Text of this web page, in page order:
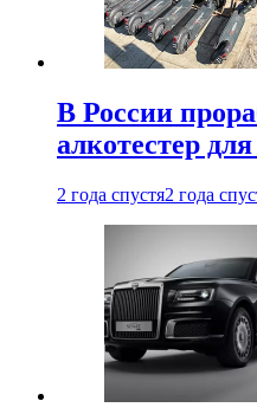
В России
алкотестер
2 года спустя2 года